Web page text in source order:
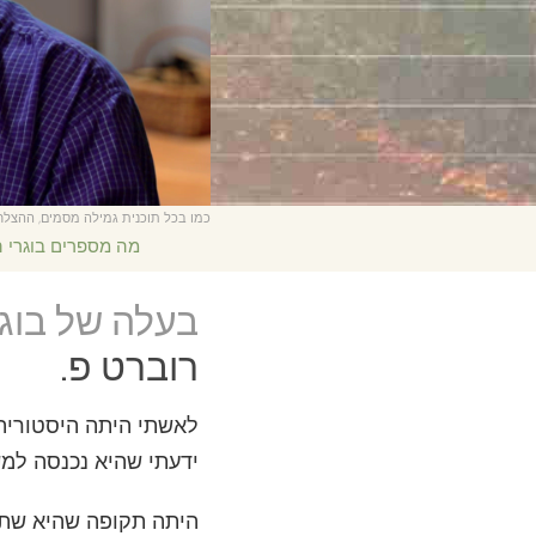
כמו בכל תוכנית גמילה מסמים,
מה מספרים בוגרי
בעלה של
רוברט פ.
לאשתי היתה
ידעתי שהיא נכנסה
היתה תקופה שהיא